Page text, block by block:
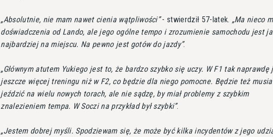
Absolutnie, nie mam nawet cienia wątpliwości - stwierdził 57-latek.
Ma nieco
doświadczenia od Lando, ale jego ogólne tempo i zrozumienie samochodu jest
najbardziej na miejscu. Na pewno jest gotów do jazdy .
Głównym atutem Yukiego jest to, że bardzo szybko się uczy. W F1 tak naprawdę
jeszcze więcej treningu niż w F2, co będzie dla niego pomocne. Będzie też
jeździć na wielu nowych torach, ale nie sądzę, by miał problemy z szybkim
znalezieniem tempa. W Soczi na przykład był szybki .
Jestem dobrej myśli. Spodziewam się, że może być kilka incydentów z jego